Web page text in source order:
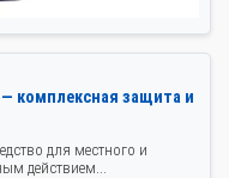
комплексная защита и
для местного и
действием...